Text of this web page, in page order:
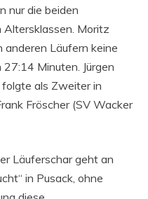
nur die beiden
Moritz
anderen Läufern keine
Minuten. Jürgen
als Zweiter in
Fröscher (SV Wacker
Läuferschar geht an
in Pusack, ohne